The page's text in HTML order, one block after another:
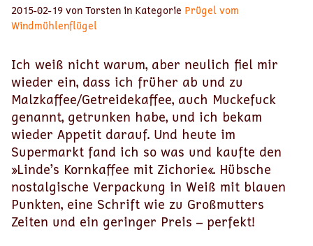
2015-02-19 von Torsten in Kategorie Prügel vom
Windmühlenflügel
Ich weiß nicht warum, aber neulich fiel mir
wieder ein, dass ich früher ab und zu
Malzkaffee/Getreidekaffee, auch Muckefuck
genannt, getrunken habe, und ich bekam
wieder Appetit darauf. Und heute im
Supermarkt fand ich so was und kaufte den
»Linde’s Kornkaffee mit Zichorie«. Hübsche
nostalgische Verpackung in Weiß mit blauen
Punkten, eine Schrift wie zu Großmutters
Zeiten und ein geringer Preis – perfekt!